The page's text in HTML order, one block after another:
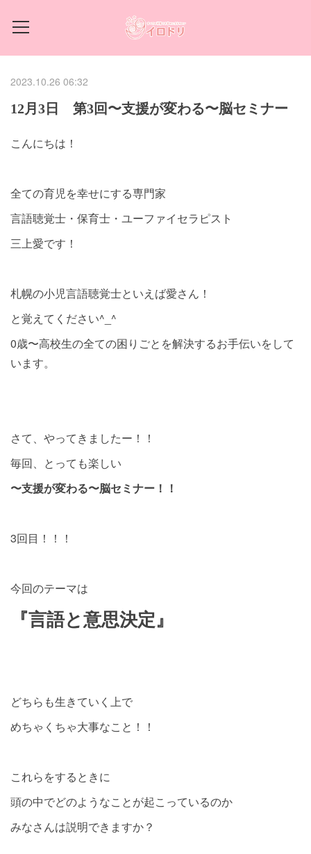
2023.10.26 06:32
12月3日 第3回〜支援が変わる〜脳セミナー
こんにちは！
全ての育児を幸せにする専門家
言語聴覚士・保育士・ユーファイセラピスト
三上愛です！
札幌の小児言語聴覚士といえば愛さん！
と覚えてください^_^
0歳〜高校生の全ての困りごとを解決するお手伝いをして
います。
さて、やってきましたー！！
毎回、とっても楽しい
〜支援が変わる〜脳セミナー！！
3回目！！！
今回のテーマは
『言語と意思決定』
どちらも生きていく上で
めちゃくちゃ大事なこと！！
これらをするときに
頭の中でどのようなことが起こっているのか
みなさんは説明できますか？